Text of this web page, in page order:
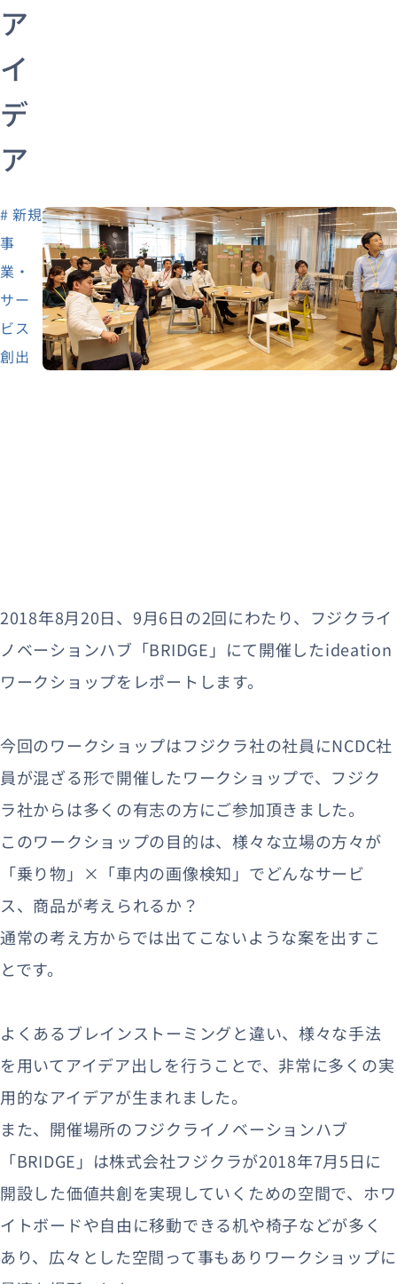
ア
イ
デ
ア
# 新規
事
業・
サー
ビス
創出
2018年8月20日、9月6日の2回にわたり、フジクライ
ノベーションハブ「BRIDGE」にて開催したideation
ワークショップをレポートします。
今回のワークショップはフジクラ社の社員にNCDC社
員が混ざる形で開催したワークショップで、フジク
ラ社からは多くの有志の方にご参加頂きました。
このワークショップの目的は、様々な立場の方々が
「乗り物」×「車内の画像検知」でどんなサービ
ス、商品が考えられるか？
通常の考え方からでは出てこないような案を出すこ
とです。
よくあるブレインストーミングと違い、様々な手法
を用いてアイデア出しを行うことで、非常に多くの実
用的なアイデアが生まれました。
また、開催場所のフジクライノベーションハブ
「BRIDGE」は株式会社フジクラが2018年7月5日に
開設した価値共創を実現していくための空間で、ホワ
イトボードや自由に移動できる机や椅子などが多く
あり、広々とした空間って事もありワークショップに